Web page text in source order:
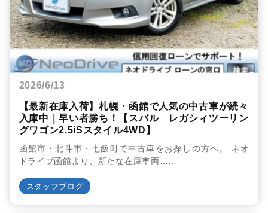
2026/6/13
【最新在庫入荷】札幌・函館で人気の中古車が続々
入庫中｜早い者勝ち！【スバル レガシィツーリン
グワゴン2.5iSスタイル4WD】
函館市・北斗市・七飯町で中古車をお探しの方へ。 ネオ
ドライブ函館より、新たな在庫車両……
スタッフブログ